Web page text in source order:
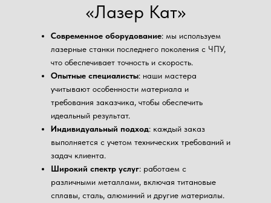
«Лазер Кат»
Современное оборудование: мы используем
лазерные станки последнего поколения с ЧПУ,
что обеспечивает точность и скорость.
Опытные специалисты: наши мастера
учитывают особенности материала и
требования заказчика, чтобы обеспечить
идеальный результат.
Индивидуальный подход: каждый заказ
выполняется с учетом технических требований и
задач клиента.
Широкий спектр услуг: работаем с
различными металлами, включая титановые
сплавы, сталь, алюминий и другие материалы.